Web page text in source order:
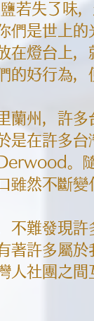
若失了味
們是世上
在燈台上
的好行為
蘭州，許
是在許多
。
雖然不斷
不難發現
著許多屬
人社團之